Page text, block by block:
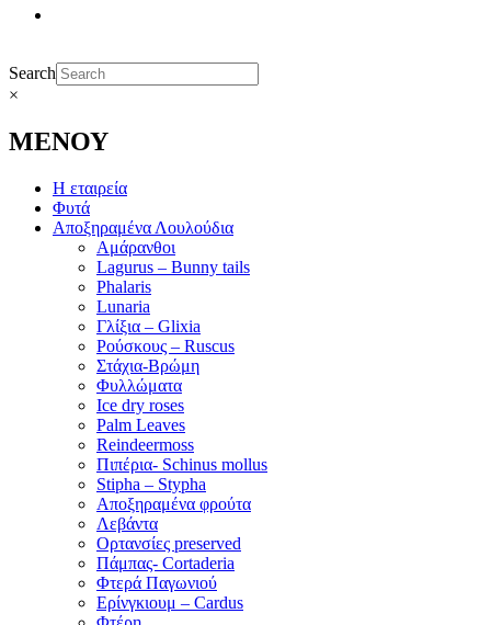
Search
×
ΜΕΝΟΥ
Η εταιρεία
Φυτά
Αποξηραμένα Λουλούδια
Αμάρανθοι
Lagurus – Bunny tails
Phalaris
Lunaria
Γλίξια – Glixia
Ρούσκους – Ruscus
Στάχια-Βρώμη
Φυλλώματα
Ice dry roses
Palm Leaves
Reindeermoss
Πιπέρια- Schinus mollus
Stipha – Stypha
Αποξηραμένα φρούτα
Λεβάντα
Ορτανσίες preserved
Πάμπας- Cortaderia
Φτερά Παγωνιού
Ερίνγκιουμ – Cardus